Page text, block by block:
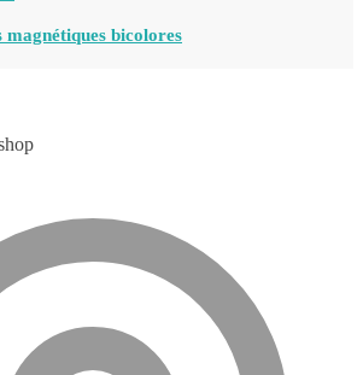
magnétiques bicolores